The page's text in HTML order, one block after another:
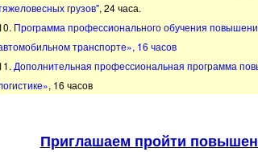
грузов", 24 часа.
Программа профессионального обучения
транспорте», 16 часов
Дополнительная профессиональная программа
, 16 часов
Приглашаем пройти